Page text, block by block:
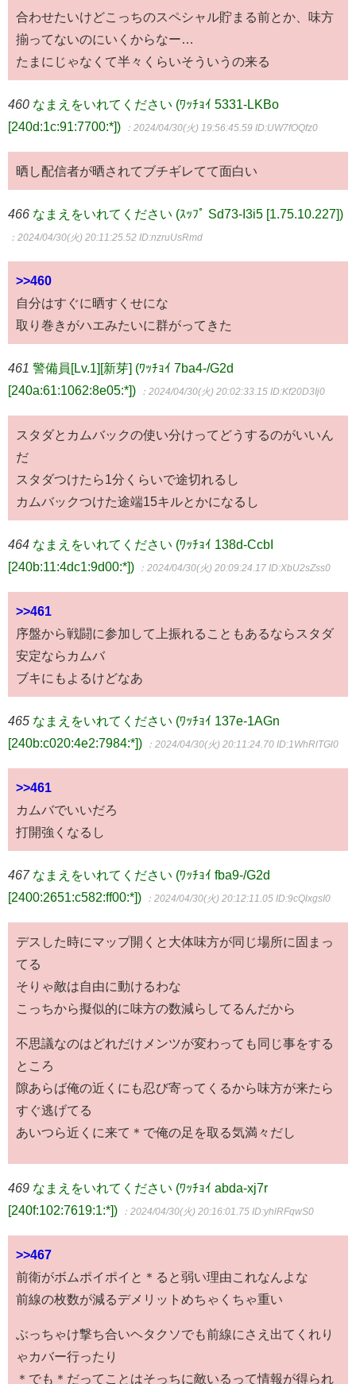
合わせたいけどこっちのスペシャル貯まる前とか、味方
揃ってないのにいくからなー…
たまにじゃなくて半々くらいそういうの来る
460 なまえをいれてください (ﾜｯﾁｮｲ 5331-LKBo
[240d:1c:91:7700:*])
：2024/04/30(火) 19:56:45.59 ID:UW7fOQfz0
晒し配信者が晒されてブチギレてて面白い
466 なまえをいれてください (ｽｯﾌﾟ Sd73-I3i5 [1.75.10.227])
：2024/04/30(火) 20:11:25.52 ID:nzruUsRmd
>>460
自分はすぐに晒すくせにな
取り巻きがハエみたいに群がってきた
461 警備員[Lv.1][新芽] (ﾜｯﾁｮｲ 7ba4-/G2d
[240a:61:1062:8e05:*])
：2024/04/30(火) 20:02:33.15 ID:Kf20D3Ij0
スタダとカムバックの使い分けってどうするのがいいん
だ
スタダつけたら1分くらいで途切れるし
カムバックつけた途端15キルとかになるし
464 なまえをいれてください (ﾜｯﾁｮｲ 138d-CcbI
[240b:11:4dc1:9d00:*])
：2024/04/30(火) 20:09:24.17 ID:XbU2sZss0
>>461
序盤から戦闘に参加して上振れることもあるならスタダ
安定ならカムバ
ブキにもよるけどなあ
465 なまえをいれてください (ﾜｯﾁｮｲ 137e-1AGn
[240b:c020:4e2:7984:*])
：2024/04/30(火) 20:11:24.70 ID:1WhRlTGl0
>>461
カムバでいいだろ
打開強くなるし
467 なまえをいれてください (ﾜｯﾁｮｲ fba9-/G2d
[2400:2651:c582:ff00:*])
：2024/04/30(火) 20:12:11.05 ID:9cQlxgsI0
デスした時にマップ開くと大体味方が同じ場所に固まっ
てる
そりゃ敵は自由に動けるわな
こっちから擬似的に味方の数減らしてるんだから
不思議なのはどれだけメンツが変わっても同じ事をする
ところ
隙あらば俺の近くにも忍び寄ってくるから味方が来たら
すぐ逃げてる
あいつら近くに来て＊で俺の足を取る気満々だし
469 なまえをいれてください (ﾜｯﾁｮｲ abda-xj7r
[240f:102:7619:1:*])
：2024/04/30(火) 20:16:01.75 ID:yhlRFqwS0
>>467
前衛がボムポイポイと＊ると弱い理由これなんよな
前線の枚数が減るデメリットめちゃくちゃ重い
ぶっちゃけ撃ち合いヘタクソでも前線にさえ出てくれり
ゃカバー行ったり
＊でも＊だってことはそっちに敵いるって情報が得られ